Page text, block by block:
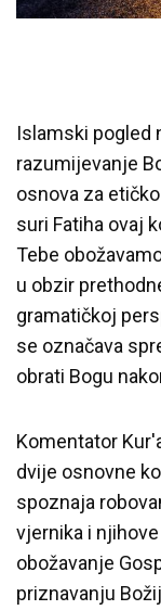
Islamski pogled
razumijevanje
osnova za
suri Fatiha ovaj
Tebe
u obzir
gramatičkoj
se označava
obrati Bogu
Komentator
dvije osnovne
spoznaja
vjernika i
obožavanje
priznavanju